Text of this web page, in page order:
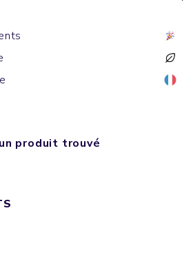
produit trouvé